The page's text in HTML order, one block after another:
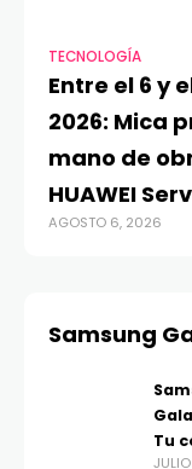
TECNOLOGÍA
Entre el 6 y
2026: Mica
mano de
HUAWEI
AGOSTO 6, 2026
Samsung
Tu